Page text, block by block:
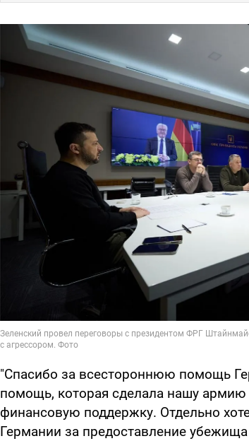
"Спасибо за всестороннюю помощь
помощь, которая сделала нашу армию
финансовую поддержку. Отдельно
Германии за предоставление